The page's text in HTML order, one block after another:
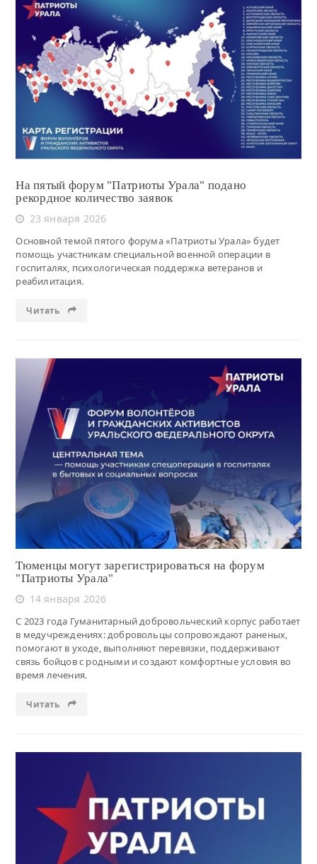
Читать
На пятый форум "Патриоты Урала" подано
рекордное количество заявок
23 января 2026
Основной темой пятого форума «Патриоты Урала» будет
помощь участникам специальной военной операции в
госпиталях, психологическая поддержка ветеранов и
реабилитация.
Читать
Читать
Тюменцы могут зарегистрироваться на форум
"Патриоты Урала"
14 января 2026
С 2023 года Гуманитарный добровольческий корпус работает
в медучреждениях: добровольцы сопровождают раненых,
помогают в уходе, выполняют перевязки, поддерживают
связь бойцов с родными и создают комфортные условия во
время лечения.
Читать
Читать